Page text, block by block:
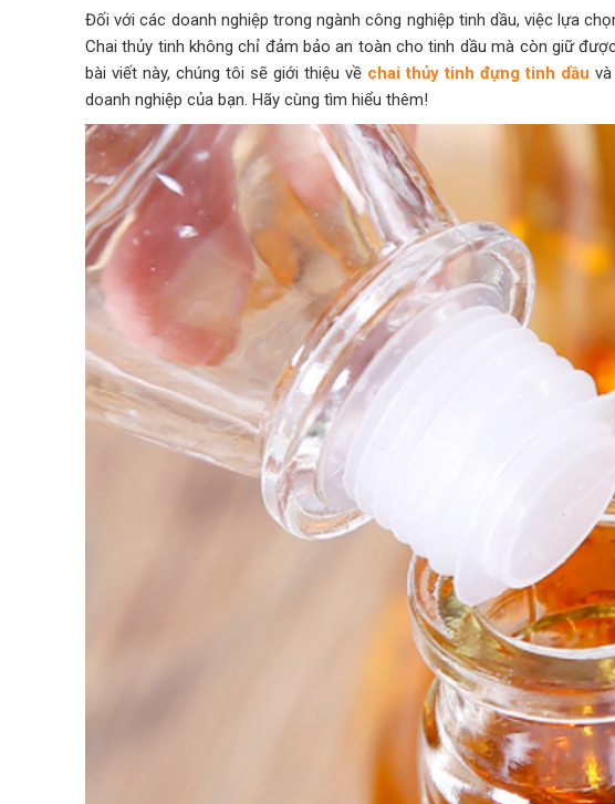
Đối với các doanh nghiệp trong ngành công nghiệp tinh dầu, việc lựa
Chai thủy tinh không chỉ đảm bảo an toàn cho tinh dầu mà còn giữ
bài viết này, chúng tôi sẽ giới thiệu về chai thủy tinh đựng tinh dầu
doanh nghiệp của bạn. Hãy cùng tìm hiểu thêm!